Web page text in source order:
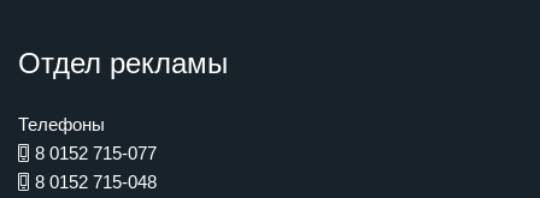
Отдел рекламы
Телефоны
8 0152 715-077
8 0152 715-048